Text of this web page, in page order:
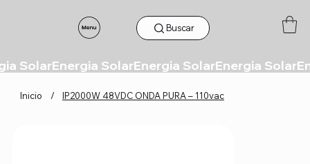
Buscar
Inicio / IP2000W 48VDC ONDA PURA – 110vac